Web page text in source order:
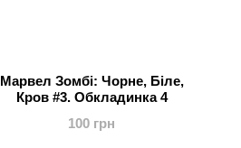
Марвел Зомбі: Чорне, Біле,
Кров #3. Обкладинка 4
100 грн